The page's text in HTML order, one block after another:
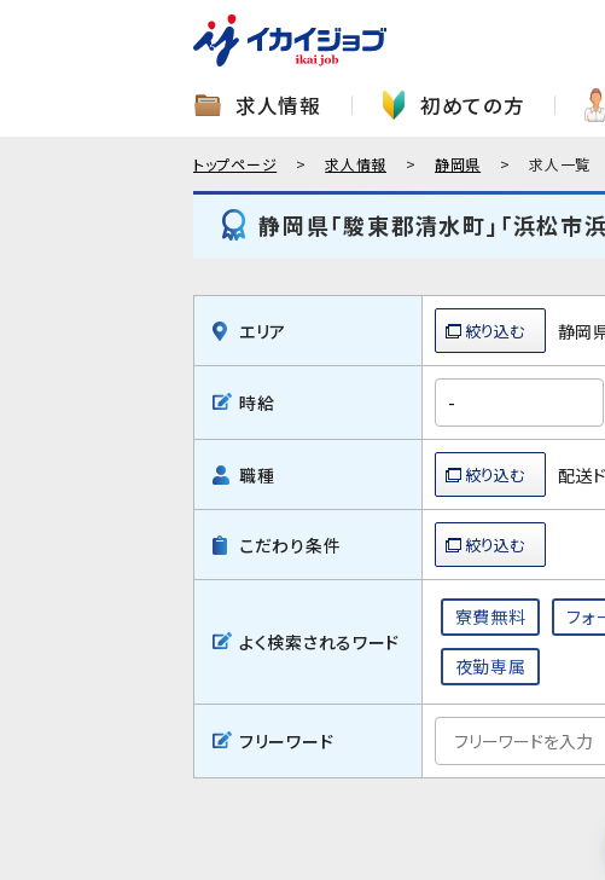
求人情報 初めての方
トップページ 求人情報 静岡県 求人一覧
静岡県「駿東郡清水町」「浜松市
エリア 静岡
時給
職種 配送
こだわり条件
よく検索されるワード
寮費無料 フォ
夜勤専属
フリーワード